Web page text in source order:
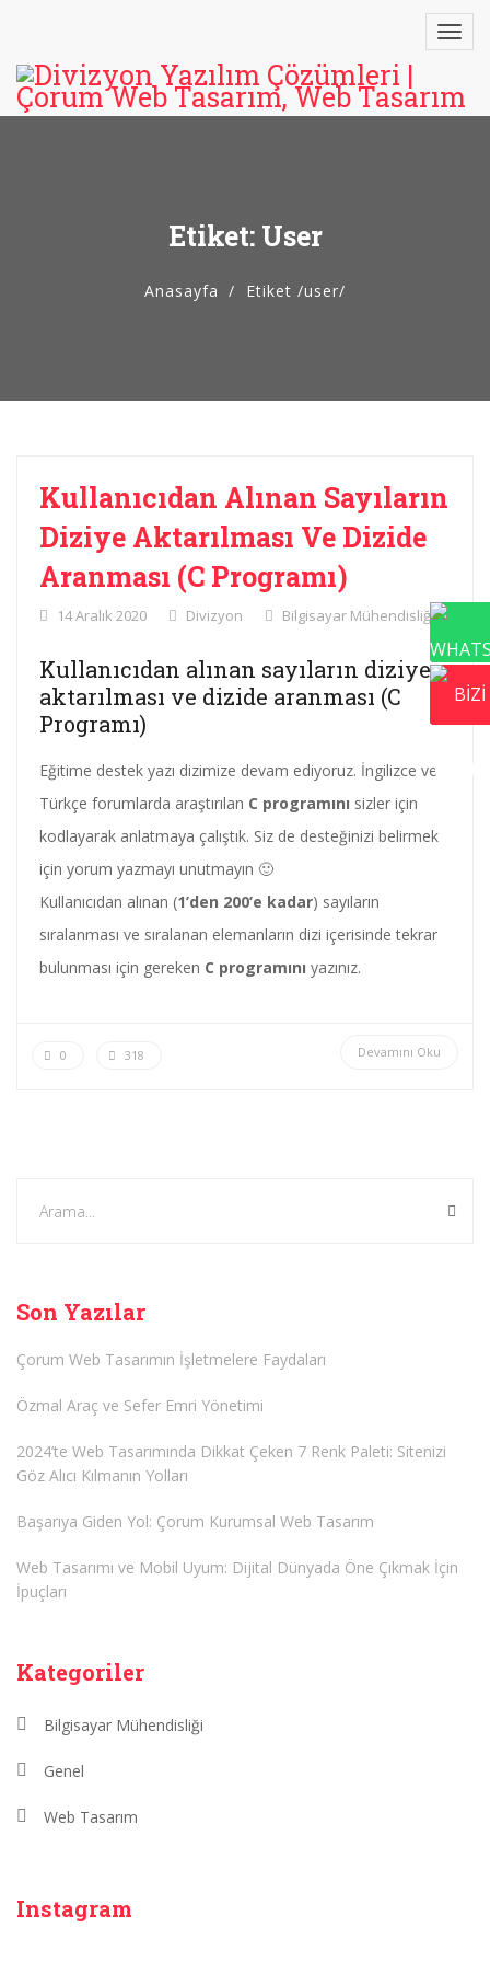
Etiket: User
Anasayfa Etiket /user/
Kullanıcıdan Alınan Sayıların
Diziye Aktarılması Ve Dizide
Aranması (C Programı)
14 Aralık 2020 Divizyon Bilgisayar Mühendisliği
Kullanıcıdan alınan sayıların diziye
aktarılması ve dizide aranması (C
Programı)
Eğitime destek yazı dizimize devam ediyoruz. İngilizce ve
Türkçe forumlarda araştırılan C programını sizler için
kodlayarak anlatmaya çalıştık. Siz de desteğinizi belirmek
için yorum yazmayı unutmayın 🙂
Kullanıcıdan alınan (1’den 200’e kadar) sayıların
sıralanması ve sıralanan elemanların dizi içerisinde tekrar
bulunması için gereken C programını yazınız.
Devamını Oku
0 318
Son Yazılar
Çorum Web Tasarımın İşletmelere Faydaları
Özmal Araç ve Sefer Emri Yönetimi
2024’te Web Tasarımında Dikkat Çeken 7 Renk Paleti: Sitenizi
Göz Alıcı Kılmanın Yolları
Başarıya Giden Yol: Çorum Kurumsal Web Tasarım
Web Tasarımı ve Mobil Uyum: Dijital Dünyada Öne Çıkmak İçin
İpuçları
Kategoriler
Bilgisayar Mühendisliği
Genel
Web Tasarım
Instagram